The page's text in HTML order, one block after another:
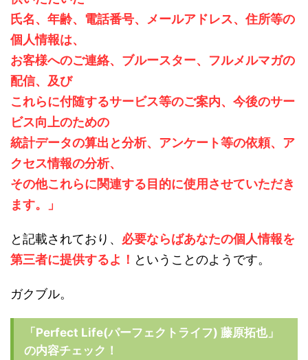
氏名、年齢、電話番号、メールアドレス、住所等の
個人情報は、
お客様へのご連絡、ブルースター、フルメルマガの
配信、及び
これらに付随するサービス等のご案内、今後のサー
ビス向上のための
統計データの算出と分析、アンケート等の依頼、ア
クセス情報の分析、
その他これらに関連する目的に使用させていただき
ます。」
と記載されており、 必要ならばあなたの個人情報を
第三者に提供するよ！ ということのようです。
ガクブル。
「Perfect Life(パーフェクトライフ) 藤原拓也」
の内容チェック！